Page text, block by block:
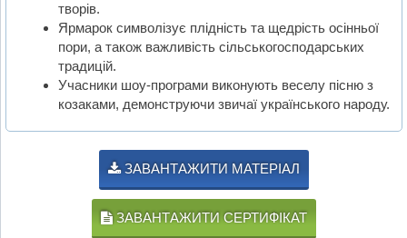
творів.
Ярмарок символізує плідність та щедрість осінньої
пори, а також важливість сільськогосподарських
традицій.
Учасники шоу-програми виконують веселу пісню з
козаками, демонструючи звичаї українського народу.
ЗАВАНТАЖИТИ МАТЕРІАЛ
ЗАВАНТАЖИТИ СЕРТИФІКАТ